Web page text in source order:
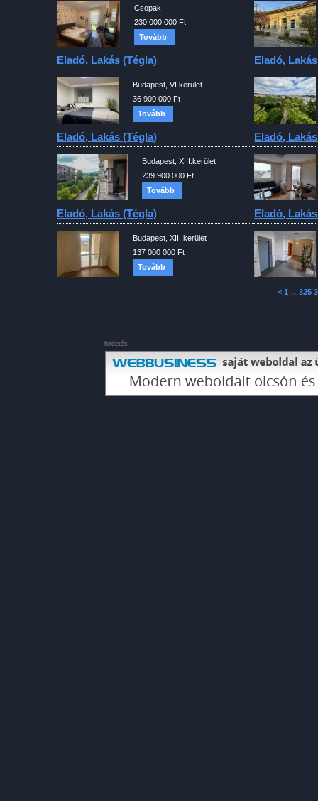
Csopak
230 000 000 Ft
Tovább
Eladó, Lakás (tégla)
Budapest, VI.kerület
36 900 000 Ft
Tovább
Eladó,
Eladó, Lakás (tégla)
Budapest, XIII.kerület
239 900 000 Ft
Tovább
Eladó,
Eladó, Lakás (tégla)
Budapest, XIII.kerület
137 000 000 Ft
Tovább
Eladó,
< 1 ... 325
hirdetés